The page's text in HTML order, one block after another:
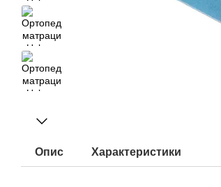
Опис Характеристики